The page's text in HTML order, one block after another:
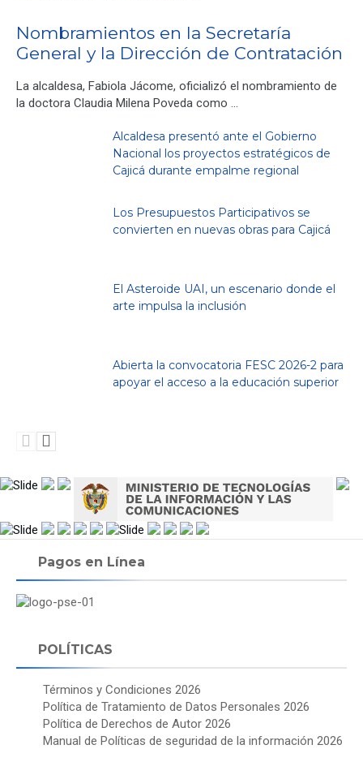
Nombramientos en la Secretaría
General y la Dirección de Contratación
La alcaldesa, Fabiola Jácome, oficializó el nombramiento de
la doctora Claudia Milena Poveda como …
Alcaldesa presentó ante el Gobierno
Nacional los proyectos estratégicos de
Cajicá durante empalme regional
Los Presupuestos Participativos se
convierten en nuevas obras para Cajicá
El Asteroide UAI, un escenario donde el
arte impulsa la inclusión
Abierta la convocatoria FESC 2026-2 para
apoyar el acceso a la educación superior
Pagos en Línea
POLÍTICAS
Términos y Condiciones 2026
Política de Tratamiento de Datos Personales 2026
Política de Derechos de Autor 2026
Manual de Políticas de seguridad de la información 2026